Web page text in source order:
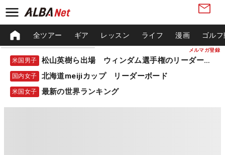
メルマガ登録
全ツアー ギア レッスン ライフ 漫画 ゴル
米国男子 松山英樹ら出場 ウィンダム選手権のリーダーボード
国内女子 北海道meijiカップ リーダーボード
米国女子 最新の世界ランキング